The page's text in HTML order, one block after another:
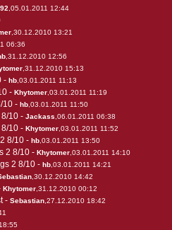
,05.01.2011 12:44
,30.12.2010 13:21
06:36
,31.12.2010 12:56
,31.12.2010 15:13
- hb ,03.01.2011 11:13
- Khytomer ,03.01.2011 11:19
10 - hb ,03.01.2011 11:50
8/10 - Jackass ,06.01.2011 06:38
8/10 - Khytomer ,03.01.2011 11:52
8/10 - hb ,03.01.2011 13:50
2 8/10 - Khytomer ,03.01.2011 14:10
2 8/10 - hb ,03.01.2011 14:21
,30.12.2010 14:42
Khytomer ,31.12.2010 00:12
- Sebastian ,27.12.2010 18:42